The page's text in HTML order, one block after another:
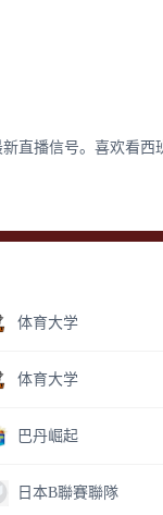
直播信号。喜欢看
体育大学
体育大学
巴丹崛起
日本B聯賽聯隊